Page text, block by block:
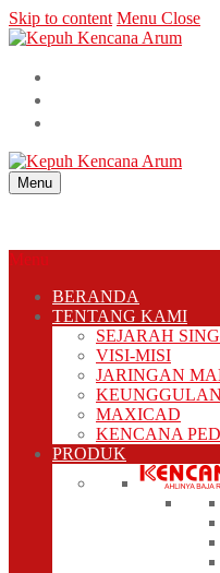
Skip to content Menu Close
Menu
Menu
BERANDA
TENTANG KAMI
SEJARAH
VISI-MISI
JARINGAN
MAXICAD
KENCANA
PRODUK